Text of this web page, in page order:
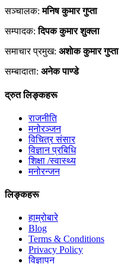
सञ्चालक:मनिष कुमार गुप्ता
सम्पादक:दिपक कुमार शुक्ला
समाचार प्रमुख: अशाेक कुमार गुप्ता
सम्बादाता: अनेक पाण्डे
द्रुत लिङ्कहरू
राजनीति
मनोरञ्जन
विचित्र संसार
विज्ञान प्रबिधि
शिक्षा /स्वास्थ्य
मनोरन्जन
लिङ्कहरू
हाम्रोबारे
Blog
Terms & Conditions
Privacy Policy
विज्ञापन